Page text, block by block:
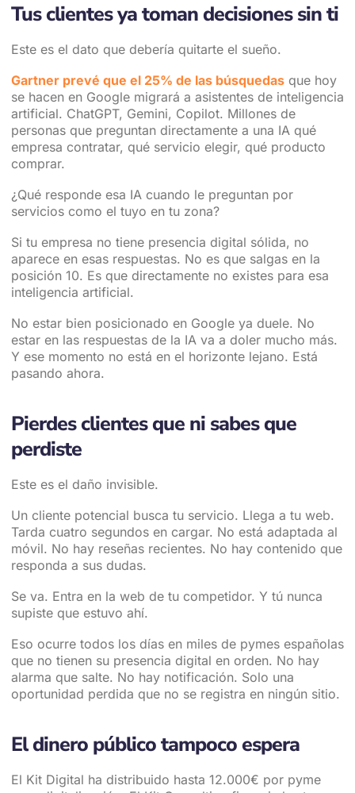
Tus clientes ya toman decisiones sin ti
Este es el dato que debería quitarte el sueño.
Gartner prevé que el 25% de las búsquedas que hoy
se hacen en Google migrará a asistentes de inteligencia
artificial. ChatGPT, Gemini, Copilot. Millones de
personas que preguntan directamente a una IA qué
empresa contratar, qué servicio elegir, qué producto
comprar.
¿Qué responde esa IA cuando le preguntan por
servicios como el tuyo en tu zona?
Si tu empresa no tiene presencia digital sólida, no
aparece en esas respuestas. No es que salgas en la
posición 10. Es que directamente no existes para esa
inteligencia artificial.
No estar bien posicionado en Google ya duele. No
estar en las respuestas de la IA va a doler mucho más.
Y ese momento no está en el horizonte lejano. Está
pasando ahora.
Pierdes clientes que ni sabes que
perdiste
Este es el daño invisible.
Un cliente potencial busca tu servicio. Llega a tu web.
Tarda cuatro segundos en cargar. No está adaptada al
móvil. No hay reseñas recientes. No hay contenido que
responda a sus dudas.
Se va. Entra en la web de tu competidor. Y tú nunca
supiste que estuvo ahí.
Eso ocurre todos los días en miles de pymes españolas
que no tienen su presencia digital en orden. No hay
alarma que salte. No hay notificación. Solo una
oportunidad perdida que no se registra en ningún sitio.
El dinero público tampoco espera
El Kit Digital ha distribuido hasta 12.000€ por pyme